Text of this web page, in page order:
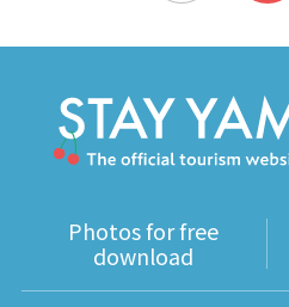
Photos for free
download